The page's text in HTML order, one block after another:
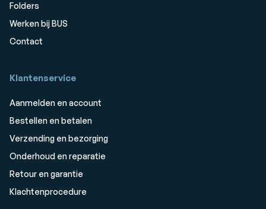
Folders
Werken bij BUS
Contact
Klantenservice
Aanmelden en account
Bestellen en betalen
Verzending en bezorging
Onderhoud en reparatie
Retour en garantie
Klachtenprocedure